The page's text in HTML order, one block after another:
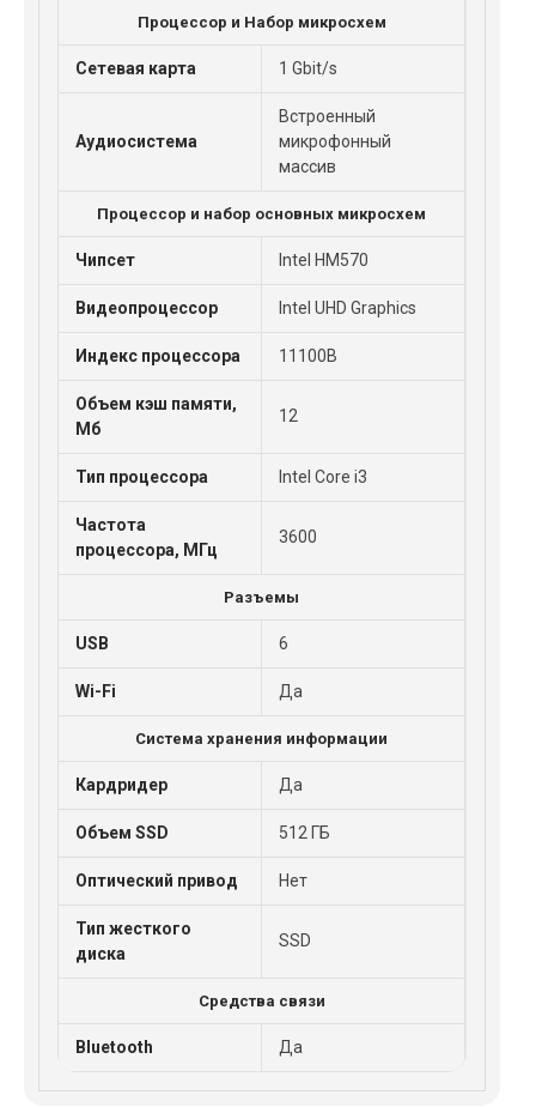
Процессор и Набор микросхем
Cетевая карта 1 Gbit/s
Аудиосистема
Встроенный
микрофонный
массив
Процессор и набор основных микросхем
Чипсет Intel HM570
Видеопроцессор Intel UHD Graphics
Индекс процессора 11100B
Объем кэш памяти,
Мб
12
Тип процессора Intel Core i3
Частота
процессора, МГц
3600
Разъемы
USB 6
Wi-Fi Да
Система хранения информации
Кардридер Да
Объем SSD 512 ГБ
Оптический привод Нет
Тип жесткого
диска
SSD
Средства связи
Bluetooth Да